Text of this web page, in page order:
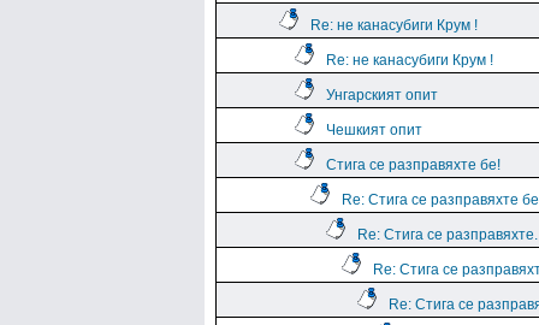
Re: не канасубиги Крум !
Re: не канасубиги Крум !
Унгарският опит
Чешкият опит
Стига се разправяхте бе!
Re: Стига се разправяхте
Re: Стига се
Re: Стига се
Re: Стига се